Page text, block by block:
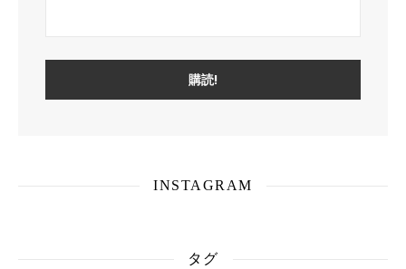
INSTAGRAM
タグ